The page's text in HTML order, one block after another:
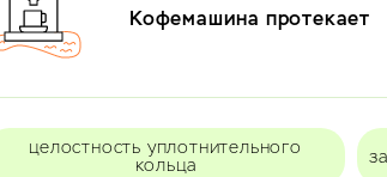
Кофемашина протекает
целостность уплотнительного
кольца